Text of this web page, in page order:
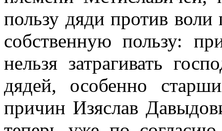
пользу дяди против
собственную пользу:
нельзя затрагивать
дядей, особенно
причин Изяслав